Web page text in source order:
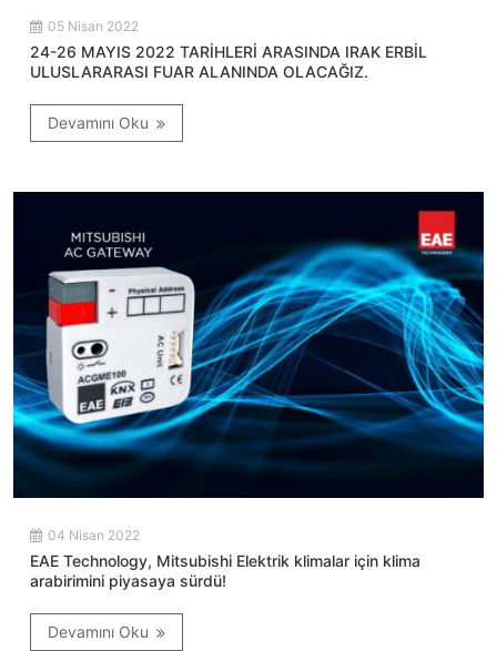
05 Nisan 2022
24-26 MAYIS 2022 TARİHLERİ ARASINDA IRAK ERBİL
ULUSLARARASI FUAR ALANINDA OLACAĞIZ.
Devamını Oku
04 Nisan 2022
EAE Technology, Mitsubishi Elektrik klimalar için klima
arabirimini piyasaya sürdü!
Devamını Oku